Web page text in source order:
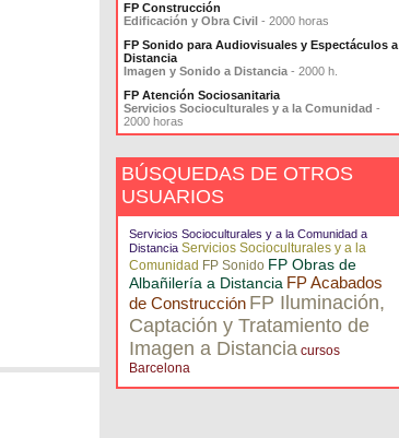
FP Construcción
Edificación y Obra Civil - 2000 horas
FP Sonido para Audiovisuales y Espectáculos a
Distancia
Imagen y Sonido a Distancia - 2000 h.
FP Atención Sociosanitaria
Servicios Socioculturales y a la Comunidad -
2000 horas
BÚSQUEDAS DE OTROS
USUARIOS
Servicios Socioculturales y a la Comunidad a
Distancia Servicios Socioculturales y a la
Comunidad FP Sonido FP Obras de
Albañilería a Distancia FP Acabados
de Construcción FP Iluminación,
Captación y Tratamiento de
Imagen a Distancia cursos
Barcelona